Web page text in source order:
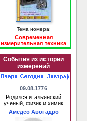
Тема номера:
Современная
измерительная техника
События из истории
измерений
09.08.1776
Родился итальянский
ученый, физик и химик
Амедео Авогадро